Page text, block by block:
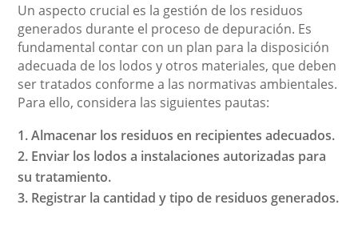
Un aspecto crucial es la gestión de los residuos
generados durante el proceso de depuración. Es
fundamental contar con un plan para la disposición
adecuada de los lodos y otros materiales, que deben
ser tratados conforme a las normativas ambientales.
Para ello, considera las siguientes pautas:
Almacenar los residuos en recipientes adecuados.
Enviar los lodos a instalaciones autorizadas para
su tratamiento.
Registrar la cantidad y tipo de residuos generados.